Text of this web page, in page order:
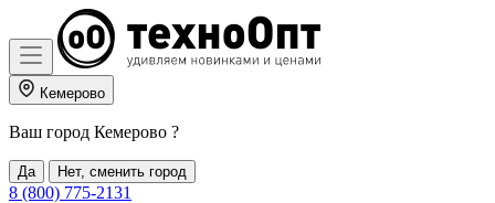
Кемерово
Ваш город Кемерово ?
Да Нет, сменить город
8 (800) 775-2131